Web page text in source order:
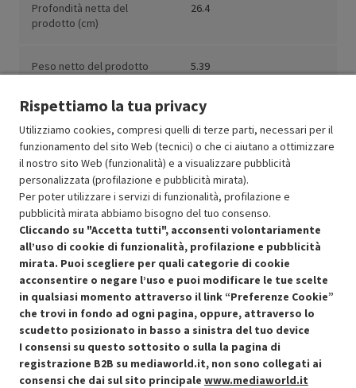
Profondità netta del
prodotto (cm)
26.4
Peso netto del prodotto
5.39
Resi e garanzie
Stato prodotti
Condizioni generali di vendita Recedere dal contratto qui
Rispettiamo la tua privacy
Utilizziamo cookies, compresi quelli di terze parti, necessari per il
funzionamento del sito Web (tecnici) o che ci aiutano a ottimizzare
il nostro sito Web (funzionalità) e a visualizzare pubblicità
personalizzata (profilazione e pubblicità mirata).
Per poter utilizzare i servizi di funzionalità, profilazione e
pubblicità mirata abbiamo bisogno del tuo consenso.
Cliccando su "Accetta tutti", acconsenti volontariamente
all’uso di cookie di funzionalità, profilazione e pubblicità
mirata. Puoi scegliere per quali categorie di cookie
acconsentire o negare l’uso e puoi modificare le tue scelte
in qualsiasi momento attraverso il link “Preferenze Cookie”
che trovi in fondo ad ogni pagina, oppure, attraverso lo
scudetto posizionato in basso a sinistra del tuo device
I consensi su questo sottosito o sulla la pagina di
registrazione B2B su mediaworld.it, non sono collegati ai
consensi che dai sul sito principale www.mediaworld.it